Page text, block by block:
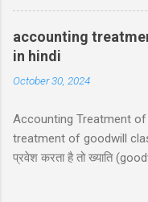
शुद्धता को
functions होते
thickness को
monitor किया
( Gauge kya
कार्यो के अनुसार
भागो में बाँट
accounting
in hindi
October 30, 2024
Accounting Treatment
treatment of goodwill
प्रवेश करता है तो ख्याति
साझेदार के प्रवेश के समय